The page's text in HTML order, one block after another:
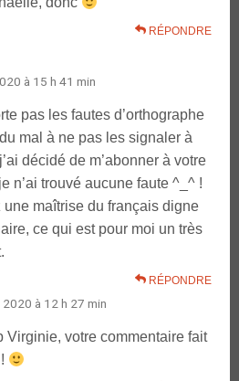
RÉPONDRE
à 15 h 41 min
pas les fautes d’orthographe
mal à ne pas les signaler à
décidé de m’abonner à votre
n’ai trouvé aucune faute ^_^ !
une maîtrise du français digne
ce qui est pour moi un très
RÉPONDRE
2020 à 12 h 27 min
Virginie, votre commentaire fait